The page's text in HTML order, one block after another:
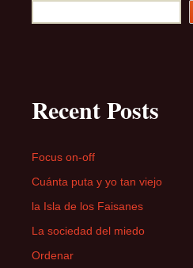
Recent Posts
Focus on-off
Cuánta puta y yo tan viejo
la Isla de los Faisanes
La sociedad del miedo
Ordenar